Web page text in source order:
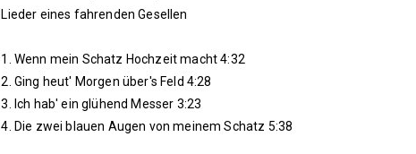
Lieder eines fahrenden Gesellen
1. Wenn mein Schatz Hochzeit macht 4:32
2. Ging heut' Morgen über's Feld 4:28
3. Ich hab' ein glühend Messer 3:23
4. Die zwei blauen Augen von meinem Schatz 5:38